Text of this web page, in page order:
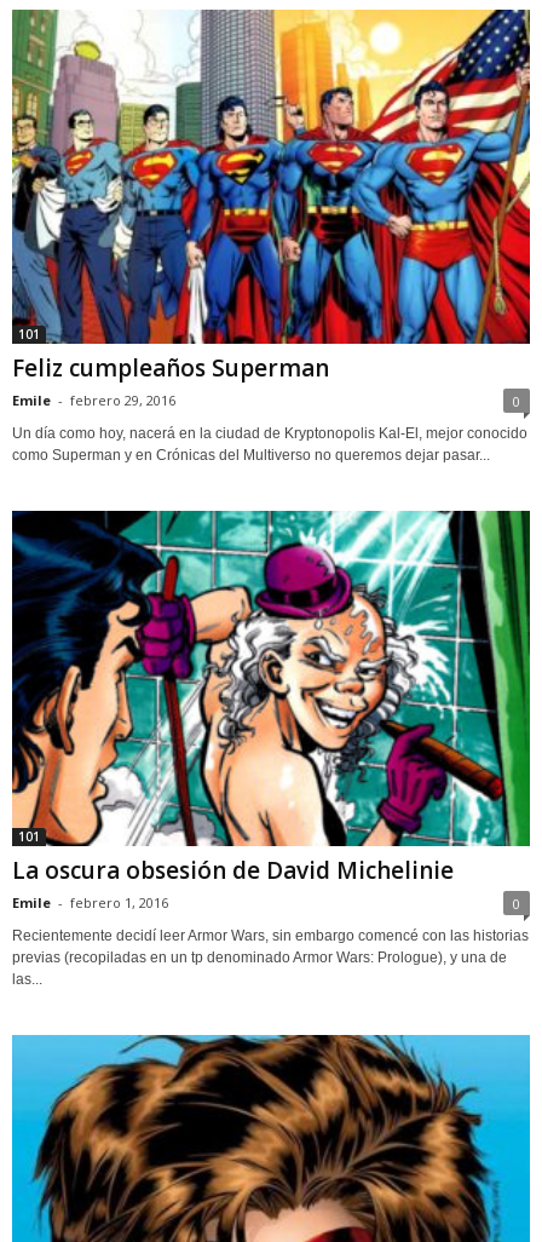
101
Feliz cumpleaños Superman
Emile - febrero 29, 2016 0
Un día como hoy, nacerá en la ciudad de Kryptonopolis Kal-El, mejor conocido
como Superman y en Crónicas del Multiverso no queremos dejar pasar...
101
La oscura obsesión de David Michelinie
Emile - febrero 1, 2016 0
Recientemente decidí leer Armor Wars, sin embargo comencé con las historias
previas (recopiladas en un tp denominado Armor Wars: Prologue), y una de
las...